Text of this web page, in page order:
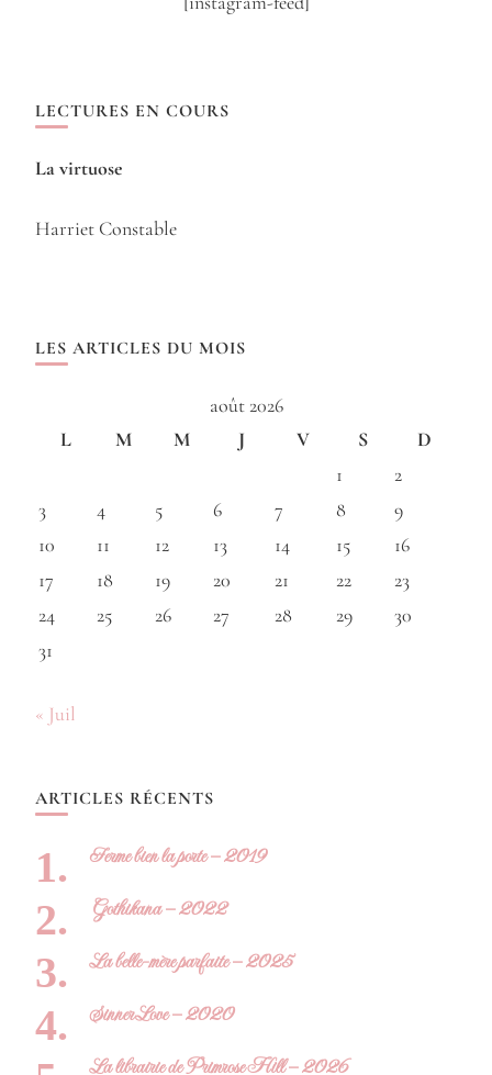
LECTURES EN COURS
La virtuose
Harriet Constable
LES ARTICLES DU MOIS
août 2026
L
M M J V S
D
1
2
3
4 5 6 7 8
9
10
11 12 13 14 15
16
17
18 19 20 21 22
23
24
25 26 27 28 29
30
31
« Juil
ARTICLES RÉCENTS
Ferme bien la porte – 2019
Gothikana – 2022
La belle-mère parfaite – 2025
Sinner Love – 2020
La librairie de Primrose Hill – 2026